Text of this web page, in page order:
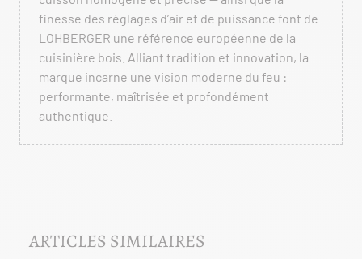
finesse des réglages d’air et de puissance font de
LOHBERGER une référence européenne de la
cuisinière bois. Alliant tradition et innovation, la
marque incarne une vision moderne du feu :
performante, maîtrisée et profondément
authentique.
ARTICLES SIMILAIRES